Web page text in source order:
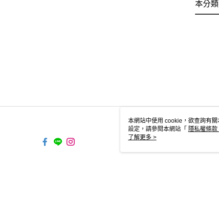
本分
本網站中使用 cookie，欲查詢有
設定，請參閱本網站「 隱私權條款
使用 cookie。
了解更多 >